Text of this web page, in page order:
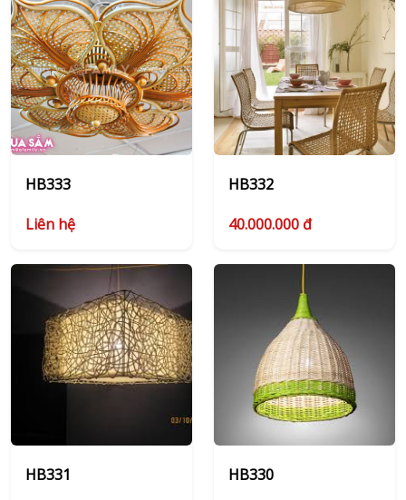
HB333
Liên hệ
HB332
40.000.000 đ
HB331
HB330